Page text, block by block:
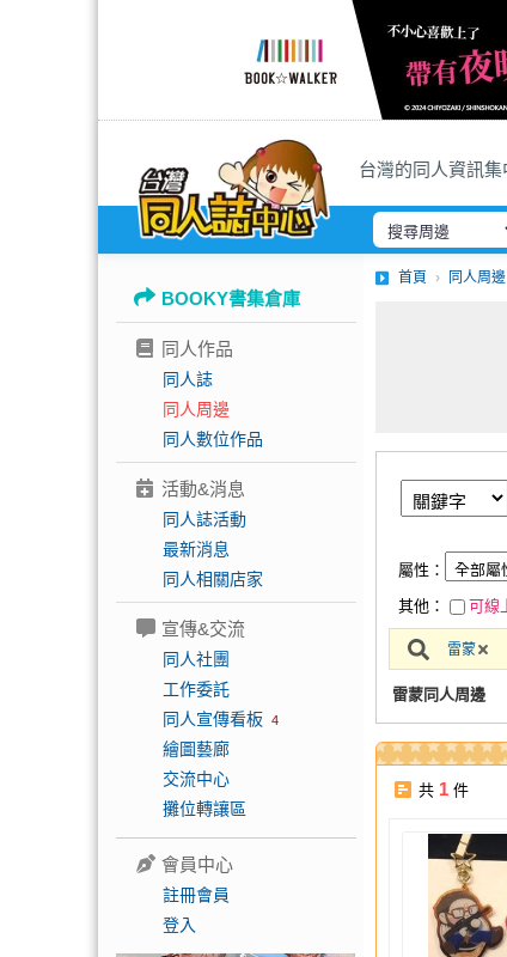
台灣的同人資訊
BOOKY書集倉庫
同人作品
同人誌
同人周邊
同人數位作品
活動&消息
同人誌活動
最新消息
同人相關店家
宣傳&交流
同人社團
工作委託
同人宣傳看板 4
繪圖藝廊
交流中心
攤位轉讓區
會員中心
註冊會員
登入
首頁 同人周邊
屬性：
其他：
可線
雷蒙
雷蒙同人周邊
共 1 件